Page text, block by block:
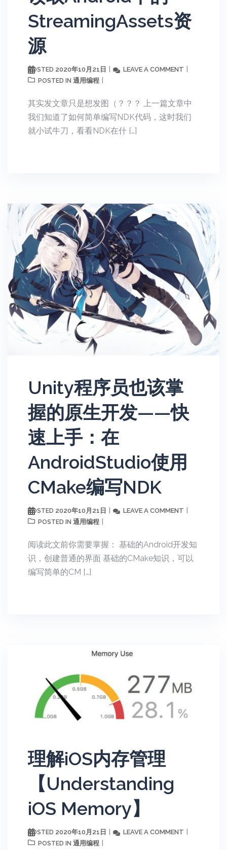
StreamingAssets资
源
POSTED 2020年10月21日 LEAVE A COMMENT
POSTED IN 通用编程
其实发文章只是想发图（？？？ 上一篇文章中
我们知道了如何简单编写NDK代码，这时我们
就小试牛刀，看看NDK在什 […]
Unity程序员也该掌
握的原生开发——快
速上手：在
AndroidStudio使用
CMake编写NDK
POSTED 2020年10月21日 LEAVE A COMMENT
POSTED IN 通用编程
阅读此文前你需要掌握： 基础的Android开发知
识，创建普通的界面 基础的CMake知识，可以
编写简单的CM […]
理解iOS内存管理
【Understanding
iOS Memory】
POSTED 2020年10月21日 LEAVE A COMMENT
POSTED IN 通用编程